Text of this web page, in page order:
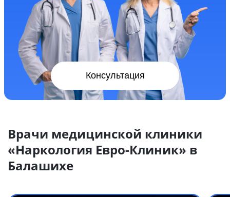
Консультация
Врачи медицинской клиники
«Наркология Евро-Клиник» в
Балашихе